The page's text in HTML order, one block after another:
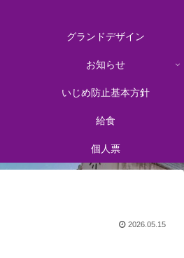
グランドデザイン
お知らせ
いじめ防止基本方針
給食
個人票
2026.05.15